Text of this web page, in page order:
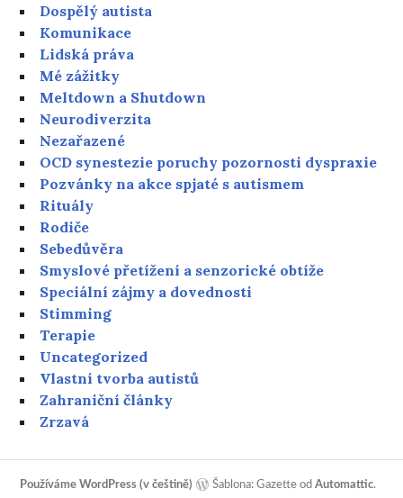
Dospělý autista
Komunikace
Lidská práva
Mé zážitky
Meltdown a Shutdown
Neurodiverzita
Nezařazené
OCD synestezie poruchy pozornosti dyspraxie
Pozvánky na akce spjaté s autismem
Rituály
Rodiče
Sebedůvěra
Smyslové přetížení a senzorické obtíže
Speciální zájmy a dovednosti
Stimming
Terapie
Uncategorized
Vlastní tvorba autistů
Zahraniční články
Zrzavá
Používáme WordPress (v češtině) Šablona: Gazette odAutomattic.